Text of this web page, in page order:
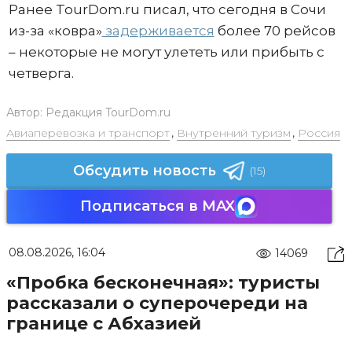
Ранее TourDom.ru писал, что сегодня в Сочи
из-за «ковра» задерживается более 70 рейсов
– некоторые не могут улететь или прибыть с
четверга.
Автор: Редакция TourDom.ru
Авиаперевозка и транспорт, Внутренний туризм , Россия
Обсудить новость (15)
Подписаться в MAX
08.08.2026, 16:04 14069
«Пробка бесконечная»: туристы
рассказали о суперочереди на
границе с Абхазией